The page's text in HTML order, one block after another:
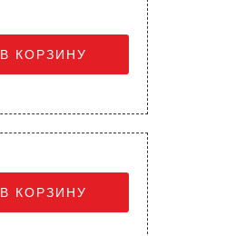
В КОРЗИНУ
В КОРЗИНУ